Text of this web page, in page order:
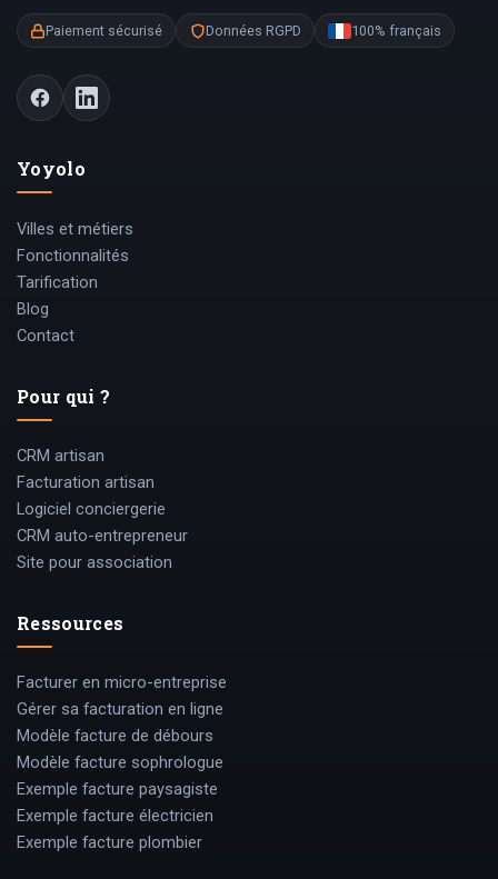
Paiement sécurisé Données RGPD 100% français
Yoyolo
Villes et métiers
Fonctionnalités
Tarification
Blog
Contact
Pour qui ?
CRM artisan
Facturation artisan
Logiciel conciergerie
CRM auto-entrepreneur
Site pour association
Ressources
Facturer en micro-entreprise
Gérer sa facturation en ligne
Modèle facture de débours
Modèle facture sophrologue
Exemple facture paysagiste
Exemple facture électricien
Exemple facture plombier